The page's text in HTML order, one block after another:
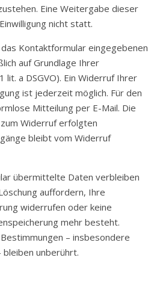
Eine Weitergabe dieser
nicht statt.
Kontaktformular eingegebenen
auf Grundlage Ihrer
lit. a DSGVO). Ein Widerruf Ihrer
ist jederzeit möglich. Für den
Mitteilung per E-Mail. Die
Widerruf erfolgten
bleibt vom Widerruf
übermittelte Daten verbleiben
auffordern, Ihre
widerrufen oder keine
mehr besteht.
– insbesondere
unberührt.